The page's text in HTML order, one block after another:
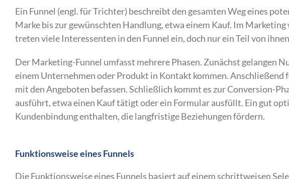
Ein Funnel (engl. für Trichter) beschreibt den gesamten Weg eines
Marke bis zur gewünschten Handlung, etwa einem Kauf. Im
treten viele Interessenten in den Funnel ein, doch nur ein Teil von
Der Marketing-Funnel umfasst mehrere Phasen. Zunächst gelangen
einem Unternehmen oder Produkt in Kontakt kommen. Anschließend
mit den Angeboten befassen. Schließlich kommt es zur Conversion-
ausführt, etwa einen Kauf tätigt oder ein Formular ausfüllt. Ein gut
Kundenbindung enthalten, die langfristige Beziehungen fördern.
Funktionsweise eines Funnels
Die Funktionsweise eines Funnels basiert auf einem schrittweisen